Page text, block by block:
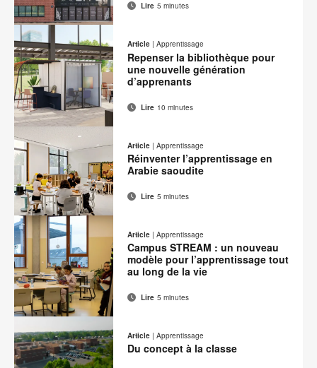
Partager
sur
Facebook
Partager
sur
Twitter
Partager
sur
Pinterest
Partager
LinkedIn
Adresse
contact
Imprimer
cette
page
Lire 5 minutes
Partager
sur
Facebook
Partager
sur
Twitter
Partager
Pinterest
Partager
LinkedIn
Adresse
de
contact
Imprimer
cette
page
Article | Apprentissage
Repenser la bibliothèque pour
une nouvelle génération
d’apprenants
Lire 10 minutes
Partager
sur
Facebook
Partager
sur
Twitter
Partager
sur
Pinterest
Partager
sur
LinkedIn
Adresse
contact
Imprimer
cette
page
Article | Apprentissage
Réinventer l’apprentissage en
Arabie saoudite
Lire 5 minutes
Partager
Facebook
Partager
sur
Twitter
Partager
sur
Pinterest
Partager
sur
LinkedIn
Adresse
contact
Imprimer
cette
page
Article | Apprentissage
Campus STREAM : un nouveau
modèle pour l’apprentissage tout
au long de la vie
Lire 5 minutes
Article | Apprentissage
Du concept à la classe